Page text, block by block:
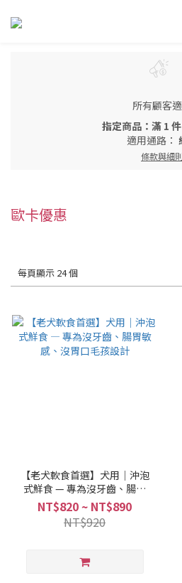
所有顧客
指定商品：滿 1
適用通路：
條款與細則
歐卡優惠
每頁顯示 24 個
【老犬軟食首選】犬用｜沖泡
式鮮食 — 專為沒牙齒、腸胃
敏感、沒胃口毛孩設計
NT$820 ~ NT$890
NT$920